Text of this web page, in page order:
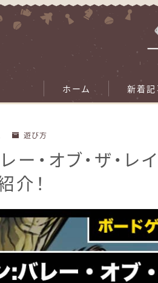
ホーム 新着記
遊び方
ー・オブ・ザ・レ
介！